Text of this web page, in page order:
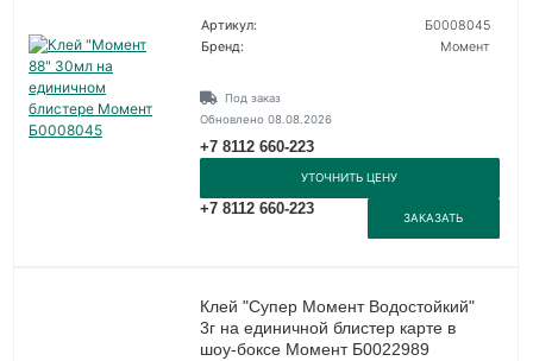
Артикул:
Б0008045
Бренд:
Момент
Под заказ
Обновлено 08.08.2026
+7 8112 660-223
УТОЧНИТЬ ЦЕНУ
+7 8112 660-223
ЗАКАЗАТЬ
Клей "Супер Момент Водостойкий"
3г на единичной блистер карте в
шоу-боксе Момент Б0022989